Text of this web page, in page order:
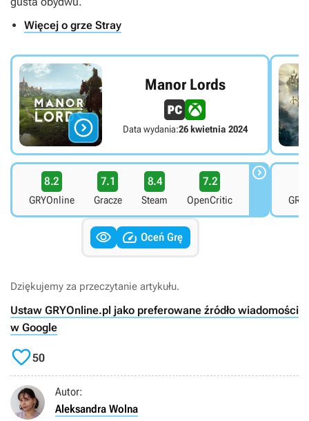
Więcej o grze Stray

Manor Lords
Data wydania:26 kwietnia 2024
8.2
GRYOnline
7.1
Gracze
8.4
Steam
7.2
OpenCritic

  Oceń Grę
Dziękujemy za przeczytanie artykułu.
Ustaw GRYOnline.pl jako preferowane źródło wiadomości
w Google
50
Autor:
Aleksandra Wolna